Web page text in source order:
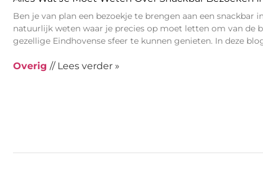
Ben je van plan een bezoekje te brengen aan een snackbar
natuurlijk weten waar je precies op moet letten om van de
gezellige Eindhovense sfeer te kunnen genieten. In deze
Overig // Lees verder »